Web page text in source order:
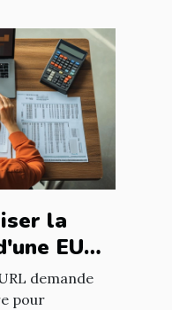
la
EURL
demande
pour